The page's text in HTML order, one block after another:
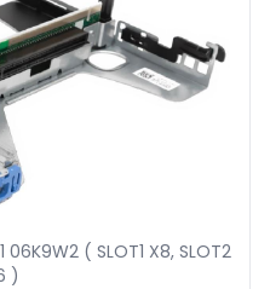
06K9W2 ( SLOT1 X8, SLOT2
)